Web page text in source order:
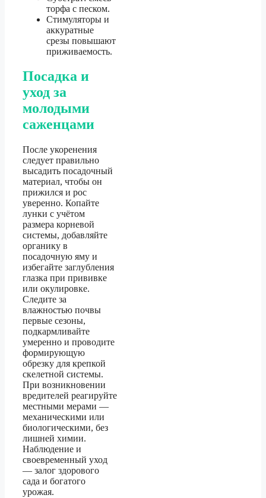
торфа с песком.
Стимуляторы и
аккуратные
срезы повышают
приживаемость.
Посадка и
уход за
молодыми
саженцами
После укоренения
следует правильно
высадить посадочный
материал, чтобы он
прижился и рос
уверенно. Копайте
лунки с учётом
размера корневой
системы, добавляйте
органику в
посадочную яму и
избегайте заглубления
глазка при прививке
или окулировке.
Следите за
влажностью почвы
первые сезоны,
подкармливайте
умеренно и проводите
формирующую
обрезку для крепкой
скелетной системы.
При возникновении
вредителей реагируйте
местными мерами —
механическими или
биологическими, без
лишней химии.
Наблюдение и
своевременный уход
— залог здорового
сада и богатого
урожая.